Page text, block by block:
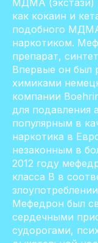
МДМА (экстази)
как кокаин и
подобного
наркотиком.
препарат,
Впервые он был
химиками
компании
для подавления
популярным в
наркотика в
незаконным в
2012 году
класса B в
Мефедрон был
сердечными
судорогами,